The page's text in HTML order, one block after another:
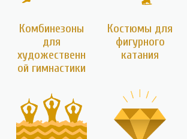
Комбинезоны
для
художественн
ой гимнастики
Костюмы для
фигурного
катания